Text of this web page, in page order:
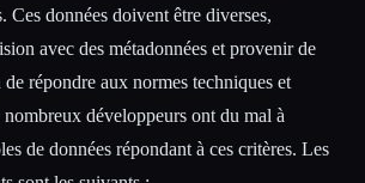
Ces données doivent être diverses,
avec des métadonnées et provenir de
répondre aux normes techniques et
développeurs ont du mal à
de données répondant à ces critères. Les